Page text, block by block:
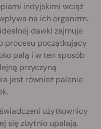
indyjskimi wciąż
na ich organizm.
dawki zajmuje
procesu początkujący
palą i w ten sposób
przyczyną
jest również palenie
użytkownicy
się zbytnio upalają.